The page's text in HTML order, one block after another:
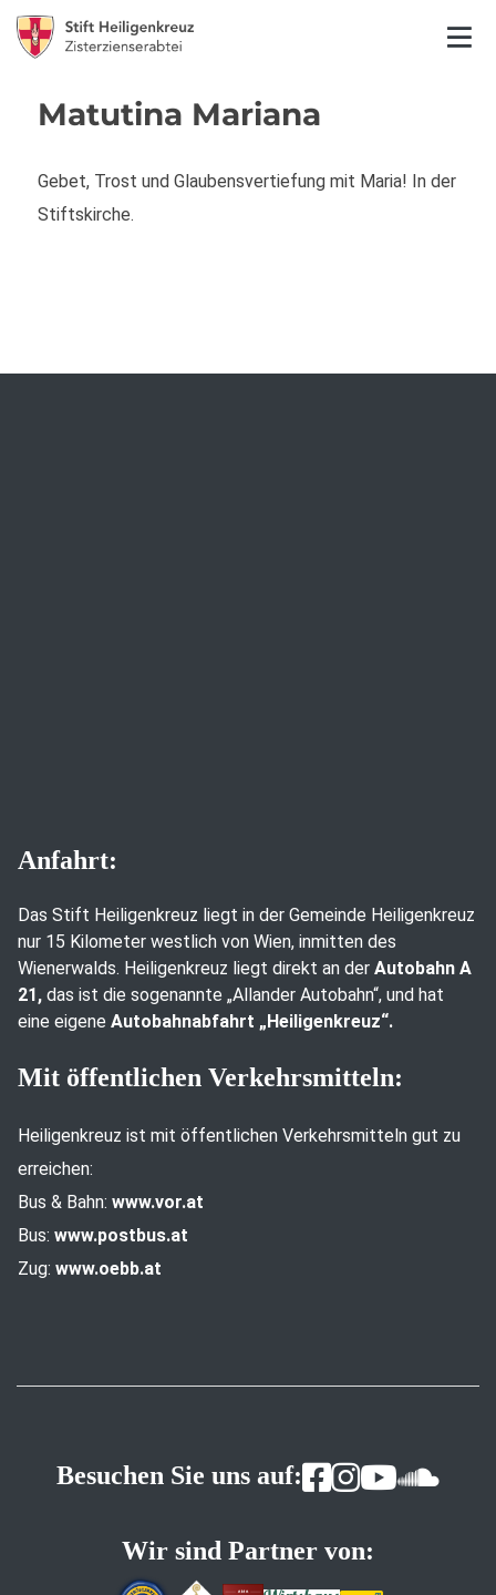
Matutina Mariana
Gebet, Trost und Glaubensvertiefung mit Maria! In der
Stiftskirche.
Anfahrt:
Das Stift Heiligenkreuz liegt in der Gemeinde Heiligenkreuz
nur 15 Kilometer westlich von Wien, inmitten des
Wienerwalds. Heiligenkreuz liegt direkt an der Autobahn A
21, das ist die sogenannte „Allander Autobahn“, und hat
eine eigene Autobahnabfahrt „Heiligenkreuz“.
Mit öffentlichen Verkehrsmitteln:
Heiligenkreuz ist mit öffentlichen Verkehrsmitteln gut zu
erreichen:
Bus & Bahn: www.vor.at
Bus: www.postbus.at
Zug: www.oebb.at
Besuchen Sie uns auf:
Wir sind Partner von: